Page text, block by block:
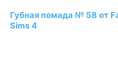
Губная помада № 58 от
Sims 4